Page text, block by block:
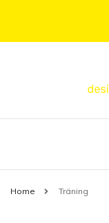
Allt om livsstil samlat
Home Träning